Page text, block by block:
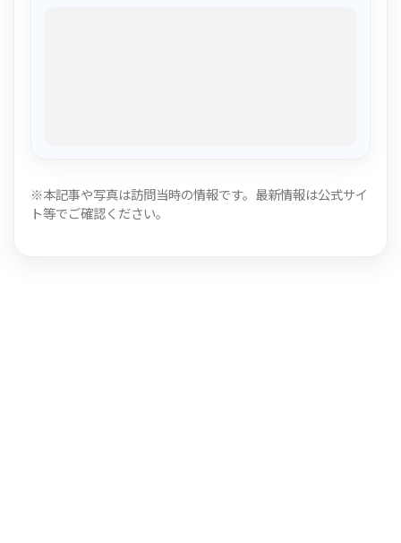
※本記事や写真は訪問当時の情報です。最新情報は公式サイ
ト等でご確認ください。